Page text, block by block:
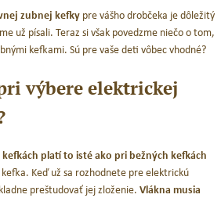
zubnej kefky pre vášho drobčeka je dôležitý
už písali. Teraz si však povedzme niečo o tom,
kefkami. Sú pre vaše deti vôbec vhodné?
výbere elektrickej
platí to isté ako pri bežných kefkách
Keď už sa rozhodnete pre elektrickú
preštudovať jej zloženie. Vlákna musia